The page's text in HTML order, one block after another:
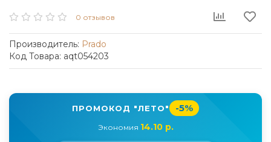
0 отзывов
Производитель: Prado
Код Товара: aqt054203
ПРОМОКОД "ЛЕТО" -5%
Экономия 14.10 р.